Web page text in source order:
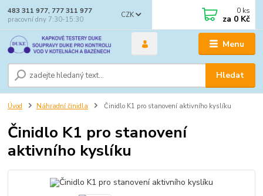
Menu
CZK
Hledat
483 311 977, 777 311 977
pracovní dny 7:30-15:30
0 ks
za 0 Kč
Úvod Náhradní činidla Činidlo K1 pro stanovení aktivního kyslíku
Činidlo K1 pro stanovení
aktivního kyslíku